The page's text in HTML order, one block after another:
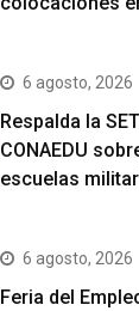
6 agosto, 2026
Respalda la
CONAEDU
escuelas
6 agosto, 2026
Feria del